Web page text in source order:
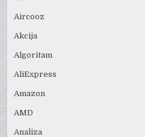
Aircooz
Akcija
Algoritam
AliExpress
Amazon
AMD
Analiza